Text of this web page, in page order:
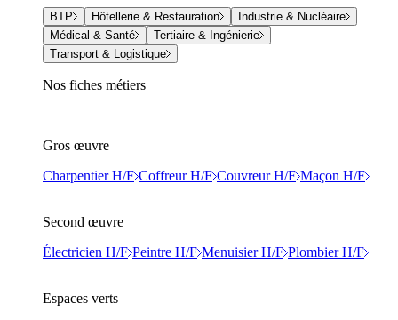
BTP Hôtellerie & Restauration
Industrie & Nucléaire
Médical & Santé
Tertiaire & Ingénierie
Transport & Logistique
Nos fiches métiers
Gros œuvre
Charpentier H/F Coffreur H/F Couvreur H/F Maçon H/F
Second œuvre
Électricien H/F Peintre H/F Menuisier H/F Plombier H/F
Espaces verts